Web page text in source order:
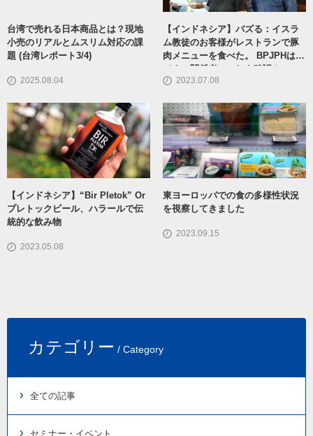
台湾で売れる日本商品とは？現地
小売のリアルとムスリム対応の課
題 (台湾レポート3/4)
2025.08.04
【インドネシア】バズる：イスラ
ム教徒のお客様がレストランで豚
肉メニューを食べた。 BPJPHはビ
ジネス関係者にこれを確認！
2023.07.08
【インドネシア】“Bir Pletok” Or
プレトックビール、ハラールで伝
統的な飲み物
2023.05.08
東ヨーロッパでの食の多様性状況
を視察してきました
2023.09.15
カテゴリー / Category
全ての記事
セミナー・イベント